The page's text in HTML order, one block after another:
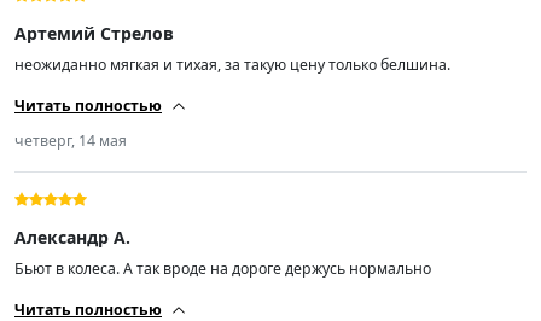
Артемий Стрелов
неожиданно мягкая и тихая, за такую цену только белшина.
Читать полностью
четверг, 14 мая
Александр А.
Бьют в колеса. А так вроде на дороге держусь нормально
Читать полностью